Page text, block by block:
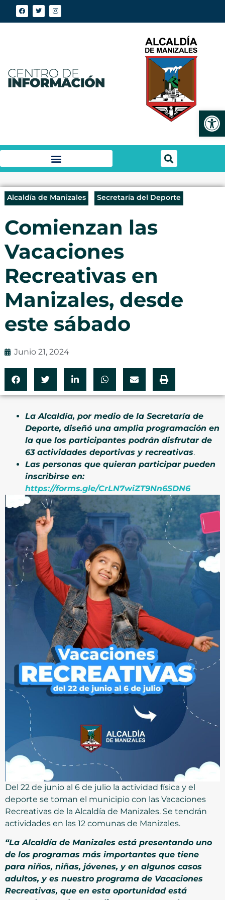
Alcaldía de Manizales Secretaría del Deporte
Comienzan las
Vacaciones
Recreativas en
Manizales, desde
este sábado
Junio 21, 2024
La Alcaldía, por medio de la Secretaría de
Deporte, diseñó una amplia programación en
la que los participantes podrán disfrutar de
63 actividades deportivas y recreativas.
Las personas que quieran participar pueden
inscribirse en:
https://forms.gle/CrLN7wiZT9Nn6SDN6
Del 22 de junio al 6 de julio la actividad física y el
deporte se toman el municipio con las Vacaciones
Recreativas de la Alcaldía de Manizales. Se tendrán
actividades en las 12 comunas de Manizales.
“La Alcaldía de Manizales está presentando uno
de los programas más importantes que tiene
para niños, niñas, jóvenes, y en algunos casos
adultos, y es nuestro programa de Vacaciones
Recreativas, que en esta oportunidad está